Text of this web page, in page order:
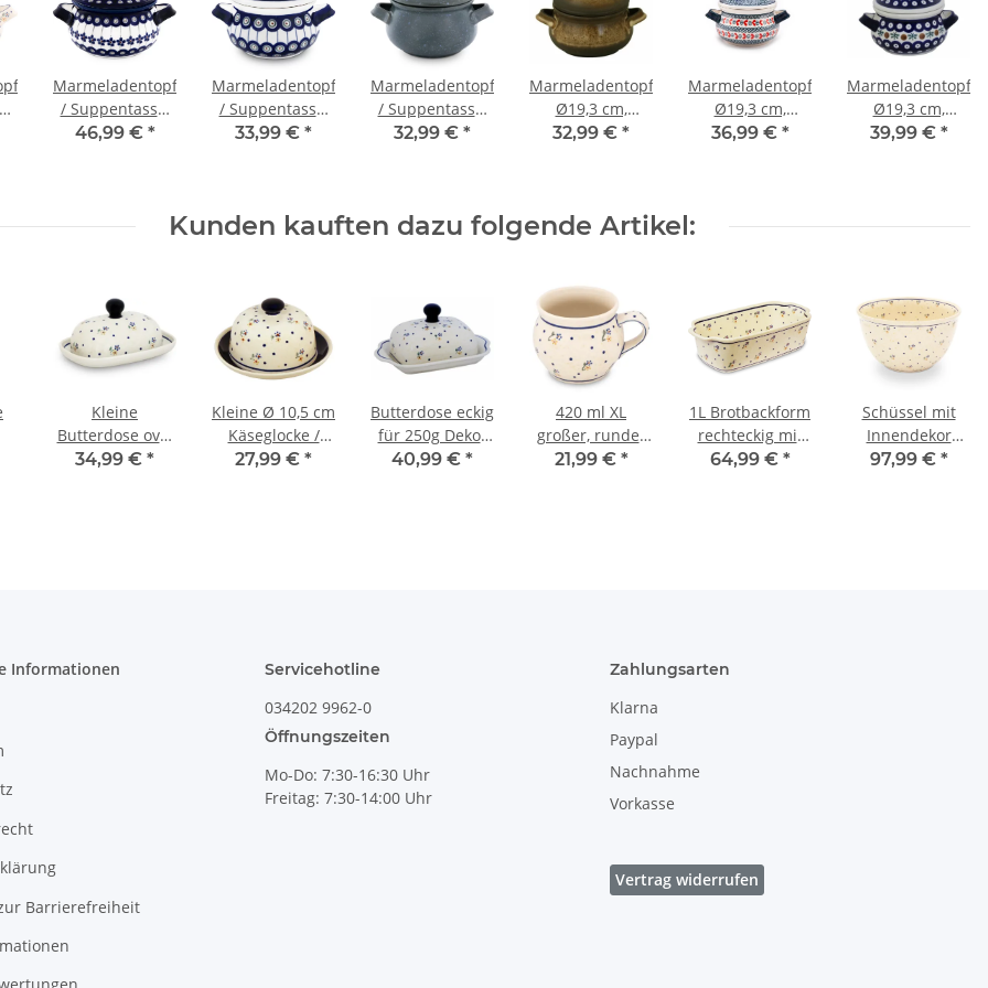
Marmeladentopf
/ Suppentasse,
Ø19,3 cm,
46,99 € *
Marmeladentopf
/ Suppentasse,
Ø19,3 cm,
33,99 € *
Marmeladentopf
/ Suppentasse,
Ø19,3 cm,
32,99 € *
Marmeladentopf,
Ø19,3 cm,
H=15,3cm,
32,99 € *
Marmeladentopf,
Ø19,3 cm,
H=15,3cm,
36,99 € *
Marmeladentopf,
Ø19,3 cm,
H=15,3cm,
39,99 € *
Kunden kauften dazu folgende Artikel:
Kleine
Butterdose oval
für 125g (1/2
34,99 € *
Kleine Ø 10,5 cm
Käseglocke /
Butterdose für
27,99 € *
Butterdose eckig
für 250g Dekor
111
40,99 € *
420 ml XL
großer, runder
Kugelbecher, H
21,99 € *
1L Brotbackform
rechteckig mit
7,2 cm
64,99 € *
Schüssel mit
Innendekor
Ø26,3 cm, 4,5
97,99 € *
Informationen
Barrierefreiheit
Servicehotline
034202 9962-0
Öffnungszeiten
Mo-Do: 7:30-16:30 Uhr
Freitag: 7:30-14:00 Uhr
Zahlungsarten
Klarna
Paypal
Nachnahme
Vorkasse
Vertrag widerrufen